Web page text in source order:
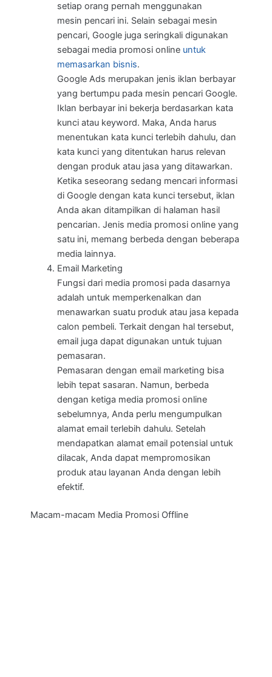
setiap orang pernah menggunakan
mesin pencari ini. Selain sebagai mesin
pencari, Google juga seringkali digunakan
sebagai media promosi online untuk
memasarkan bisnis.
Google Ads merupakan jenis iklan berbayar
yang bertumpu pada mesin pencari Google.
Iklan berbayar ini bekerja berdasarkan kata
kunci atau keyword. Maka, Anda harus
menentukan kata kunci terlebih dahulu, dan
kata kunci yang ditentukan harus relevan
dengan produk atau jasa yang ditawarkan.
Ketika seseorang sedang mencari informasi
di Google dengan kata kunci tersebut, iklan
Anda akan ditampilkan di halaman hasil
pencarian. Jenis media promosi online yang
satu ini, memang berbeda dengan beberapa
media lainnya.
Email Marketing
Fungsi dari media promosi pada dasarnya
adalah untuk memperkenalkan dan
menawarkan suatu produk atau jasa kepada
calon pembeli. Terkait dengan hal tersebut,
email juga dapat digunakan untuk tujuan
pemasaran.
Pemasaran dengan email marketing bisa
lebih tepat sasaran. Namun, berbeda
dengan ketiga media promosi online
sebelumnya, Anda perlu mengumpulkan
alamat email terlebih dahulu. Setelah
mendapatkan alamat email potensial untuk
dilacak, Anda dapat mempromosikan
produk atau layanan Anda dengan lebih
efektif.
Macam-macam Media Promosi Offline